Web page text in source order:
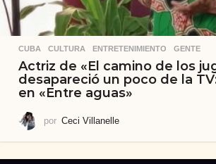
CUBA ,CULTURA ,ENTRETENIMIENTO ,GENTE
Actriz de «El camino de los
desapareció un poco de la
en «Entre aguas»
por Ceci Villanelle